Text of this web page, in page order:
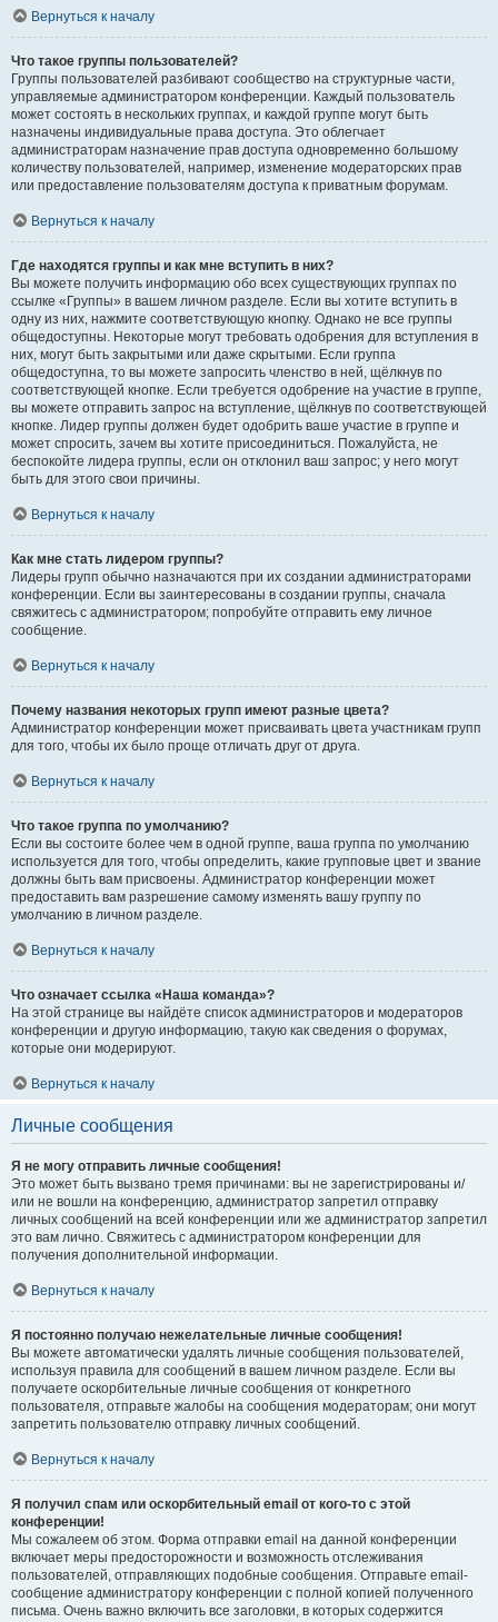
Вернуться к началу
Что такое группы пользователей?
Группы пользователей разбивают сообщество на структурные части,
управляемые администратором конференции. Каждый пользователь
может состоять в нескольких группах, и каждой группе могут быть
назначены индивидуальные права доступа. Это облегчает
администраторам назначение прав доступа одновременно большому
количеству пользователей, например, изменение модераторских прав
или предоставление пользователям доступа к приватным форумам.
Вернуться к началу
Где находятся группы и как мне вступить в них?
Вы можете получить информацию обо всех существующих группах по
ссылке «Группы» в вашем личном разделе. Если вы хотите вступить в
одну из них, нажмите соответствующую кнопку. Однако не все группы
общедоступны. Некоторые могут требовать одобрения для вступления в
них, могут быть закрытыми или даже скрытыми. Если группа
общедоступна, то вы можете запросить членство в ней, щёлкнув по
соответствующей кнопке. Если требуется одобрение на участие в группе,
вы можете отправить запрос на вступление, щёлкнув по соответствующей
кнопке. Лидер группы должен будет одобрить ваше участие в группе и
может спросить, зачем вы хотите присоединиться. Пожалуйста, не
беспокойте лидера группы, если он отклонил ваш запрос; у него могут
быть для этого свои причины.
Вернуться к началу
Как мне стать лидером группы?
Лидеры групп обычно назначаются при их создании администраторами
конференции. Если вы заинтересованы в создании группы, сначала
свяжитесь с администратором; попробуйте отправить ему личное
сообщение.
Вернуться к началу
Почему названия некоторых групп имеют разные цвета?
Администратор конференции может присваивать цвета участникам групп
для того, чтобы их было проще отличать друг от друга.
Вернуться к началу
Что такое группа по умолчанию?
Если вы состоите более чем в одной группе, ваша группа по умолчанию
используется для того, чтобы определить, какие групповые цвет и звание
должны быть вам присвоены. Администратор конференции может
предоставить вам разрешение самому изменять вашу группу по
умолчанию в личном разделе.
Вернуться к началу
Что означает ссылка «Наша команда»?
На этой странице вы найдёте список администраторов и модераторов
конференции и другую информацию, такую как сведения о форумах,
которые они модерируют.
Вернуться к началу
Личные сообщения
Я не могу отправить личные сообщения!
Это может быть вызвано тремя причинами: вы не зарегистрированы и/
или не вошли на конференцию, администратор запретил отправку
личных сообщений на всей конференции или же администратор запретил
это вам лично. Свяжитесь с администратором конференции для
получения дополнительной информации.
Вернуться к началу
Я постоянно получаю нежелательные личные сообщения!
Вы можете автоматически удалять личные сообщения пользователей,
используя правила для сообщений в вашем личном разделе. Если вы
получаете оскорбительные личные сообщения от конкретного
пользователя, отправьте жалобы на сообщения модераторам; они могут
запретить пользователю отправку личных сообщений.
Вернуться к началу
Я получил спам или оскорбительный email от кого-то с этой
конференции!
Мы сожалеем об этом. Форма отправки email на данной конференции
включает меры предосторожности и возможность отслеживания
пользователей, отправляющих подобные сообщения. Отправьте email-
сообщение администратору конференции с полной копией полученного
письма. Очень важно включить все заголовки, в которых содержится